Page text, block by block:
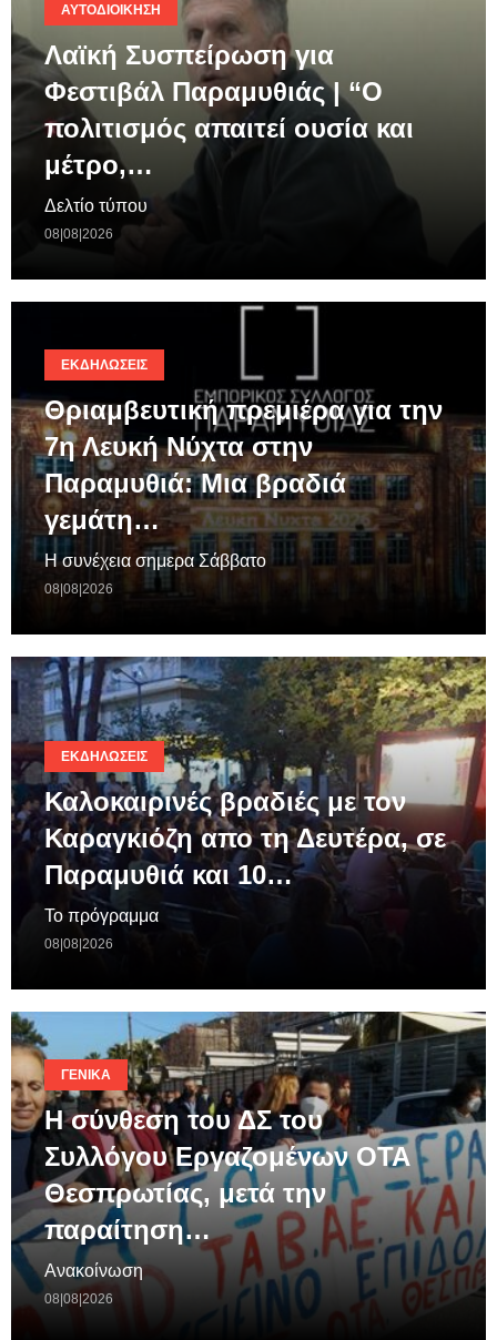
ΑΥΤΟΔΙΟΊΚΗΣΗ
Λαϊκή Συσπείρωση για
Φεστιβάλ Παραμυθιάς | “Ο
πολιτισμός απαιτεί ουσία και
μέτρο,…
Δελτίο τύπου
08|08|2026
ΕΚΔΗΛΏΣΕΙΣ
Θριαμβευτική πρεμιέρα για την
7η Λευκή Νύχτα στην
Παραμυθιά: Μια βραδιά
γεμάτη…
Η συνέχεια σημερα Σάββατο
08|08|2026
ΕΚΔΗΛΏΣΕΙΣ
Καλοκαιρινές βραδιές με τον
Καραγκιόζη απο τη Δευτέρα, σε
Παραμυθιά και 10…
Το πρόγραμμα
08|08|2026
ΓΕΝΙΚΆ
Η σύνθεση του ΔΣ του
Συλλόγου Εργαζομένων ΟΤΑ
Θεσπρωτίας, μετά την
παραίτηση…
Ανακοίνωση
08|08|2026